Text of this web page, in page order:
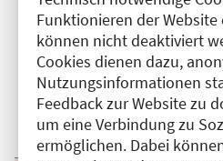
Funktionieren der
können nicht deaktiviert
Cookies dienen dazu,
Nutzungsinformationen
Feedback zur Website zu
um eine Verbindung zu
ermöglichen. Dabei
Beginn:
03.11.2026Ende und
-03.11.2026,
Veranstaltungstitel:
Fortbildungsreihe
Veranstaltungsort:
Ev. Krankenhaus Königin
Herzbergstr., 10365 Berlin
Kategorie:A
Fortbildungspunkte:1
Details anzeigen